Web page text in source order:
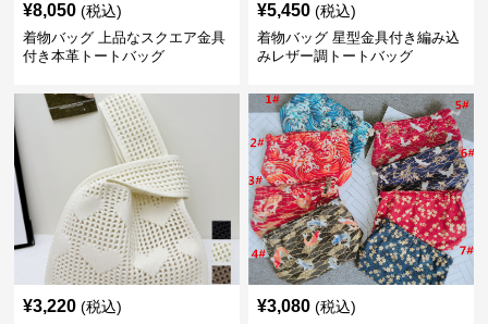
¥8,050 (税込)
着物バッグ 上品なスクエア金具
付き本革トートバッグ
¥5,450 (税込)
着物バッグ 星型金具付き編み込
みレザー調トートバッグ
¥3,220 (税込) ¥3,080 (税込)